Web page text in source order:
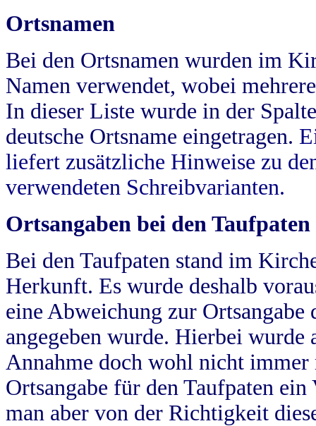
Ortsnamen
Bei den Ortsnamen wurden im
Namen verwendet, wobei
In dieser Liste wurde in der
deutsche Ortsname eingetragen.
liefert zusätzliche Hinweise zu
verwendeten Schreibvarianten.
Ortsangaben bei den Taufpaten
Bei den Taufpaten stand im
Herkunft. Es wurde deshalb
eine Abweichung zur
angegeben wurde. Hierbei wurde
Annahme doch wohl nicht
Ortsangabe für den Taufpaten
man aber von der Richtigkeit